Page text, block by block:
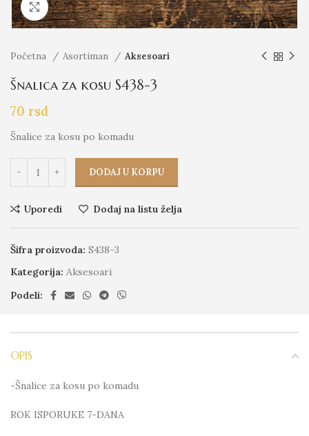
Click to enlarge
Početna Asortiman Aksesoari
Šnalica za kosu S438-3
70 rsd
Šnalice za kosu po komadu
DODAJ U KORPU
Uporedi Dodaj na listu želja
Šifra proizvoda: S438-3
Kategorija: Aksesoari
Podeli:
OPIS
-Šnalice za kosu po komadu
ROK ISPORUKE 7-DANA